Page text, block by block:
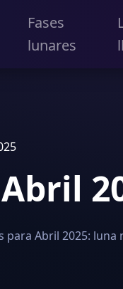
Fases
lunares
para Abril 2025: